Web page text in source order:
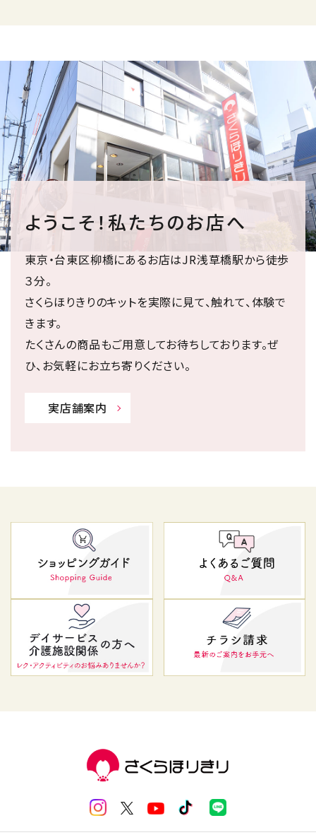
ようこそ！私たちのお店へ
東京・台東区柳橋にあるお店はJR浅草橋駅から徒歩
３分。
さくらほりきりのキットを実際に見て、触れて、体験で
きます。
たくさんの商品もご用意してお待ちしております。ぜ
ひ、お気軽にお立ち寄りください。
実店舗案内